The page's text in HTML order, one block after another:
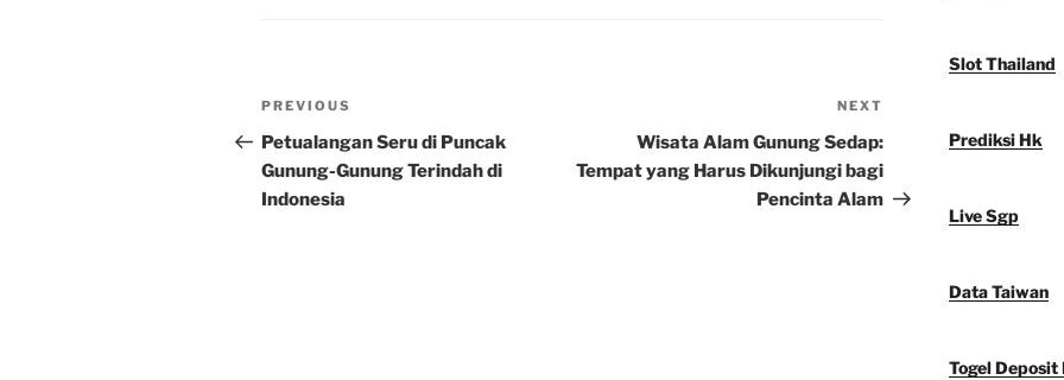
Post
navigation
Previous
Post
PREVIOUS
Petualangan Seru di Puncak
Gunung-Gunung Terindah di
Indonesia
Post
NEXT
Wisata Alam Gunung Sedap:
Tempat yang Harus Dikunjungi bagi
Pencinta Alam
Slot Thailand
Prediksi Hk
Live Sgp
Data Taiwan
Togel Deposit